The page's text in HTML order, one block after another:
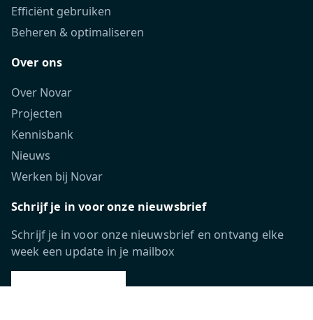
Efficiënt gebruiken
Beheren & optimaliseren
Over ons
Over Novar
Projecten
Kennisbank
Nieuws
Werken bij Novar
Schrijf je in voor onze nieuwsbrief
Schrijf je in voor onze nieuwsbrief en ontvang elke
week een update in je mailbox